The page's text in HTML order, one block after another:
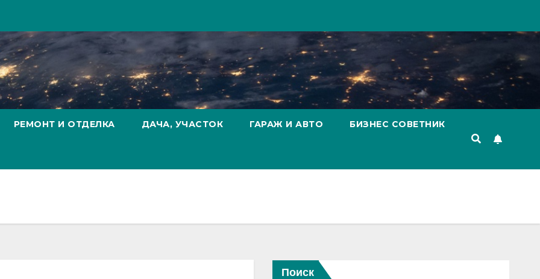
РЕМОНТ И ОТДЕЛКА ДАЧА, УЧАСТОК ГАРАЖ И АВТО БИЗНЕС СОВЕТНИК
Поиск